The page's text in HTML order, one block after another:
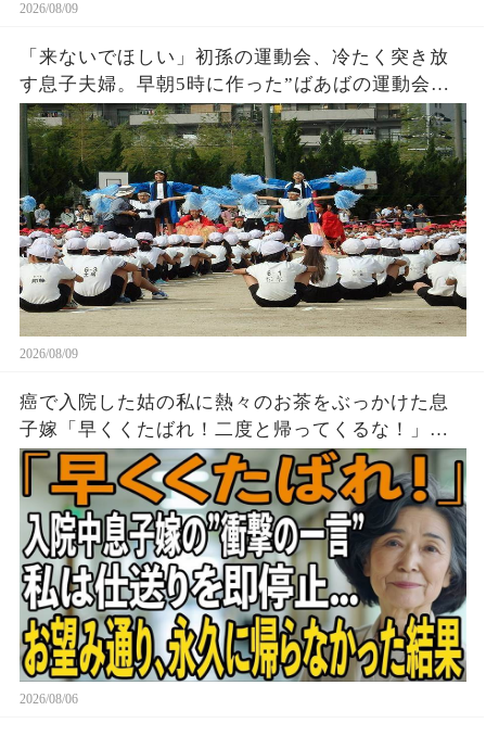
2026/08/09
「来ないでほしい」初孫の運動会、冷たく突き放
す息子夫婦。早朝5時に作った”ばあばの運動会弁
当”は誰にも食べられず私は微笑みその場を後にし
2026/08/09
癌で入院した姑の私に熱々のお茶をぶっかけた息
子嫁「早くくたばれ！二度と帰ってくるな！」→
お望みどおり私は息子夫婦へ仕送りを停止し、永
久に帰らなかった結果
2026/08/06